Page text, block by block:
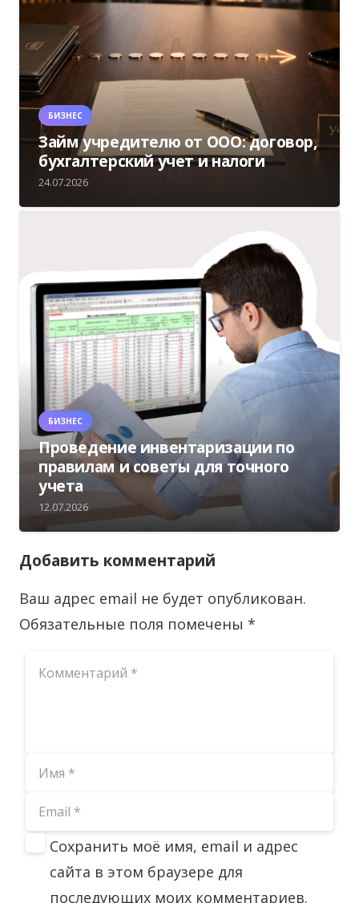
БИЗНЕС
Займ учредителю от ООО: договор,
бухгалтерский учет и налоги
24.07.2026
БИЗНЕС
Проведение инвентаризации по
правилам и советы для точного
учета
12.07.2026
Добавить комментарий
Ваш адрес email не будет опубликован.
Обязательные поля помечены *
Сохранить моё имя, email и адрес
сайта в этом браузере для
последующих моих комментариев.